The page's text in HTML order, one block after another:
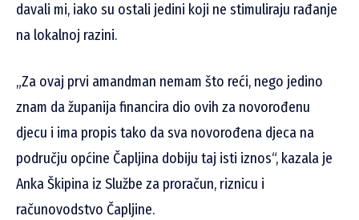
davali mi, iako su ostali jedini koji ne stimuliraju rađanje
na lokalnoj razini.
„Za ovaj prvi amandman nemam što reći, nego jedino
znam da županija financira dio ovih za novorođenu
djecu i ima propis tako da sva novorođena djeca na
području općine Čapljina dobiju taj isti iznos“, kazala je
Anka Škipina iz Službe za proračun, riznicu i
računovodstvo Čapljine.